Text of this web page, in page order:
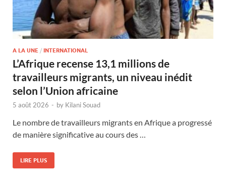
A LA UNE / INTERNATIONAL
L’Afrique recense 13,1 millions de
travailleurs migrants, un niveau inédit
selon l’Union africaine
5 août 2026 - by Kilani Souad
Le nombre de travailleurs migrants en Afrique a progressé
de manière significative au cours des …
LIRE PLUS